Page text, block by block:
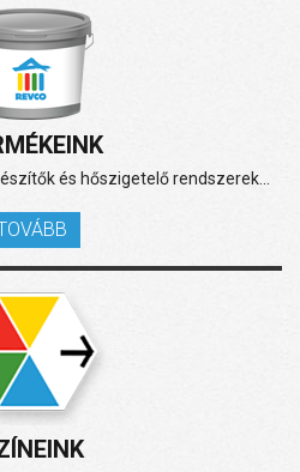
és hőszigetelő rendszerek...